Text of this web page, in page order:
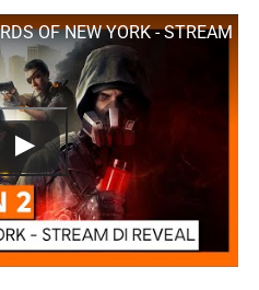
OF NEW YORK - STREAM